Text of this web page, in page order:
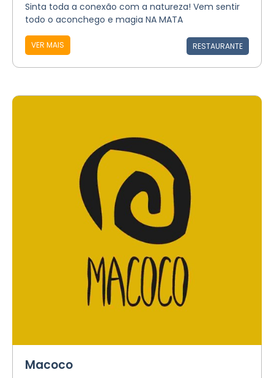
Sinta toda a conexão com a natureza! Vem sentir
todo o aconchego e magia NA MATA
VER MAIS RESTAURANTE
Macoco